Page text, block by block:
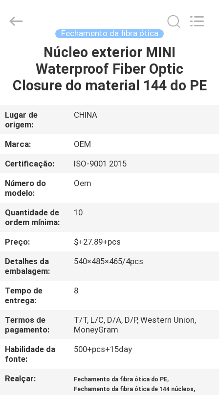
PRODUTOS
SOBRE
NÓS
EXCURSÃO
DA
FÁBRICA
CONTROLE
DA
QUALIDADE
CONTACTE-
NOS
NOTÍCIA
Road
Enterprise
Fechamento da fibra ótica
Núcleo exterior MINI
Waterproof Fiber Optic
Closure do material 144 do PE
Lugar de
origem:
CHINA
Marca:
OEM
Certificação:
ISO-9001 2015
Número do
modelo:
Oem
Quantidade de
ordem mínima:
10
Preço:
$+27.89+pcs
Detalhes da
embalagem:
540×485×465/4pcs
Tempo de
entrega:
8
Termos de
pagamento:
T/T, L/C, D/A, D/P, Western Union,
MoneyGram
Habilidade da
fonte:
500+pcs+15day
Realçar: Fechamento da fibra ótica do PE,
Fechamento da fibra ótica de 144 núcleos,